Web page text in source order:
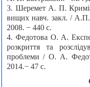
3. Шеремет А. П.
вищих навч. закл. /
2008. − 440 с.
4. Федотова О. А.
розкриття та
проблеми / О. А.
2014.− 47 с.